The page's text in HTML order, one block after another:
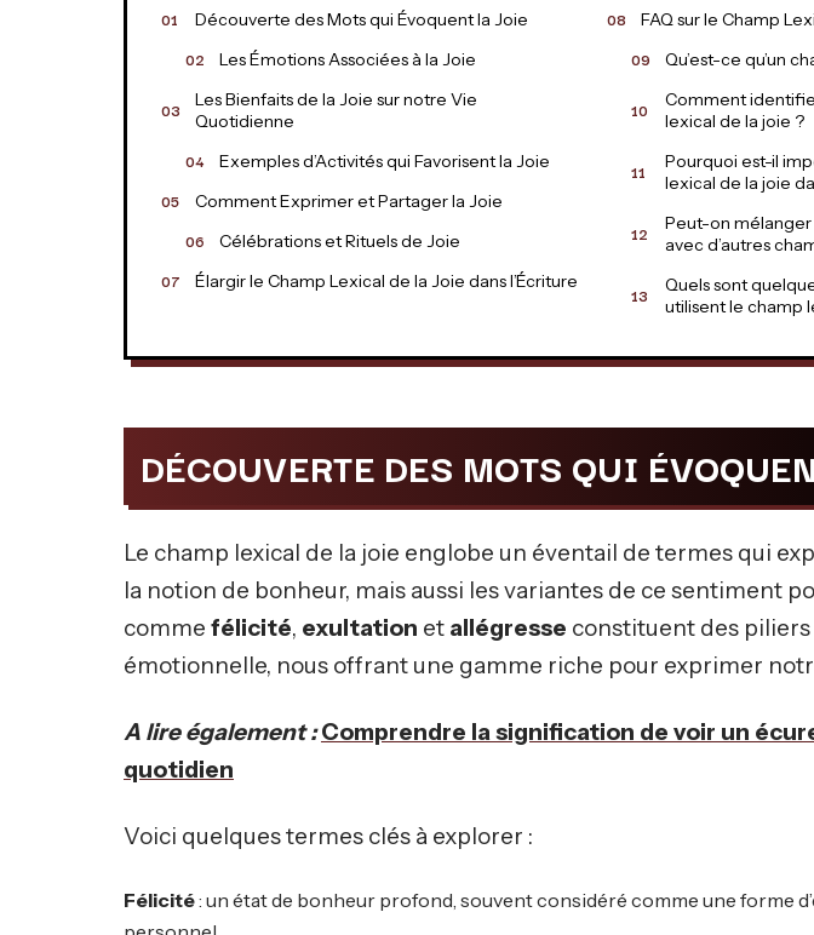
Découverte des Mots qui Évoquent la Joie
Les Émotions Associées à la Joie
Les Bienfaits de la Joie sur notre Vie
Quotidienne
Exemples d’Activités qui Favorisent la Joie
Comment Exprimer et Partager la Joie
Célébrations et Rituels de Joie
Élargir le Champ Lexical de la Joie dans l’Écriture
FAQ sur le Champ
Qu’est-ce qu’un
Comment
lexical de la joie ?
Pourquoi est-il
lexical de la joie
Peut-on
avec d’autres
Quels sont
utilisent le champ
DÉCOUVERTE DES MOTS QUI
Le champ lexical de la joie englobe un éventail de termes qui
la notion de bonheur, mais aussi les variantes de ce sentiment
comme félicité, exultation et allégresse constituent des
émotionnelle, nous offrant une gamme riche pour exprimer
A lire également : Comprendre la signification de voir un
quotidien
Voici quelques termes clés à explorer :
Félicité: un état de bonheur profond, souvent considéré comme une forme